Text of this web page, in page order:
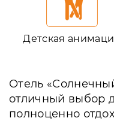
Детская
Отель
отличный выбор
полноценно